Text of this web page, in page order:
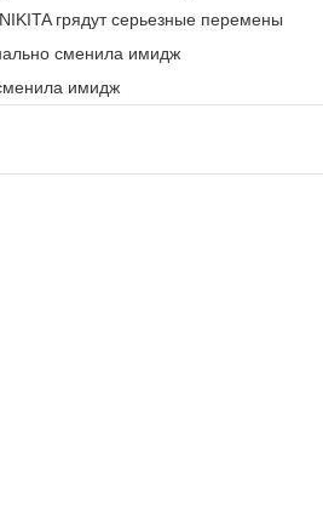
грядут серьезные перемены
сменила имидж
имидж